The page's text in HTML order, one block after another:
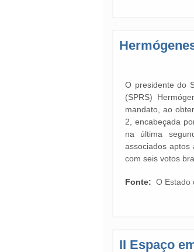
O presidente do
(SPRS)
mandato, ao
2, encabeçada
na última
associados aptos
com seis votos
Fonte: O Estado
II Espaço